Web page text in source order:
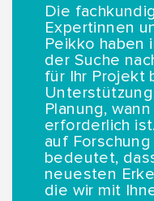
Die
Expertinnen
Peikko haben
der Suche
für Ihr Projekt
Planung,
erforderlich
auf
bedeutet,
neuesten
die wir mit